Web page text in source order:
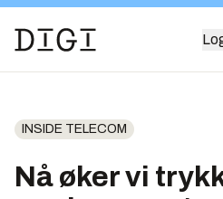
INSIDE TELECOM
Nå øker vi